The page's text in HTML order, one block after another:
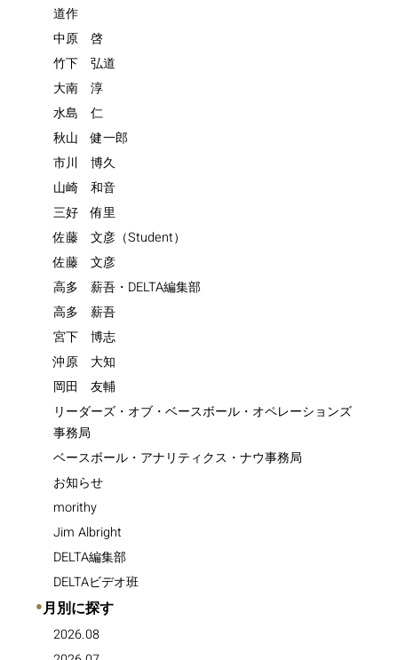
道作
中原 啓
竹下 弘道
大南 淳
水島 仁
秋山 健一郎
市川 博久
山崎 和音
三好 侑里
佐藤 文彦（Student）
佐藤 文彦
高多 薪吾・DELTA編集部
高多 薪吾
宮下 博志
沖原 大知
岡田 友輔
リーダーズ・オブ・ベースボール・オペレーションズ
事務局
ベースボール・アナリティクス・ナウ事務局
お知らせ
morithy
Jim Albright
DELTA編集部
DELTAビデオ班
●月別に探す
2026.08